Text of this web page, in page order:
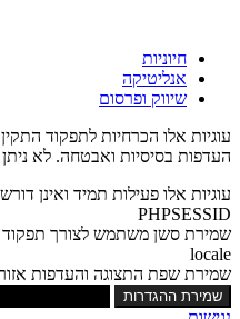
חיוניות
אנליטיקה
שיווק ופרסום
עוגיות אלו הכרחיות לתפקוד
העדפות בסיסיות ואבטחה. לא ניתן
עוגיות אלו פעילות תמיד ואינן
PHPSESSID
שמירת סשן משתמש לצורך
locale
שמירת שפת התצוגה והעדפות
שמירת ההגדרות